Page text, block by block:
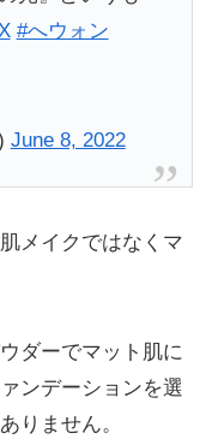
#へウォン
June 8, 2022
メイクではなくマ
ダーでマット肌に
ンデーションを選
りません。